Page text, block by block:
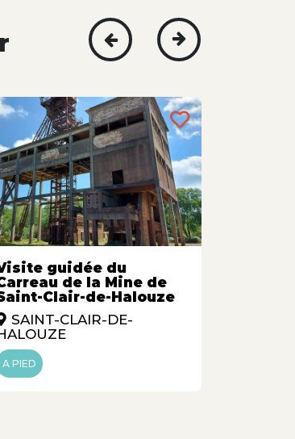
guidée du
de la Mine de
Clair-de-Halouze
SAINT-CLAIR-DE-
A PIED